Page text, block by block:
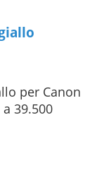
per Canon
a 39.500